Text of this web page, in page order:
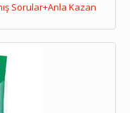
Sorular+Anla Kazan